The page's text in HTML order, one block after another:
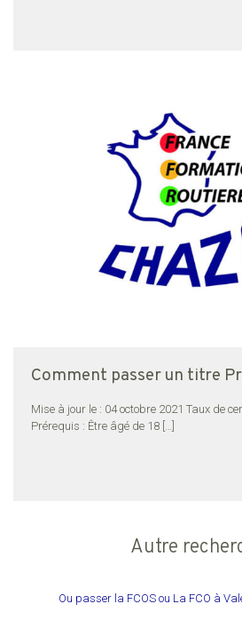
Comment passer un titre
Mise à jour le : 04 octobre 2021 Taux de
Prérequis : Être âgé de 18
Autre
Ou passer la FCOS ou La FCO à